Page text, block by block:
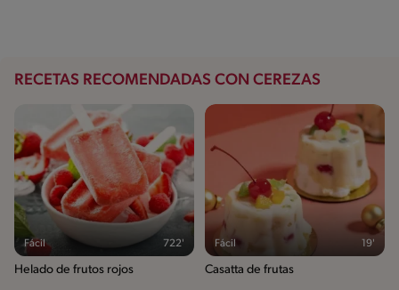
RECETAS RECOMENDADAS CON CEREZAS
Fácil 722'
Helado de frutos rojos
Fácil 19'
Casatta de frutas